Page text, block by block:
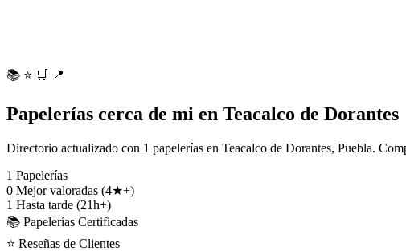
📚 ⭐ 🛒 📍
Papelerías cerca de mi en Teacalco de Dorantes
Directorio actualizado con 1 papelerías en Teacalco de Dorantes, Puebla.
1 Papelerías
0 Mejor valoradas (4★+)
1 Hasta tarde (21h+)
📚 Papelerías Certificadas
⭐ Reseñas de Clientes